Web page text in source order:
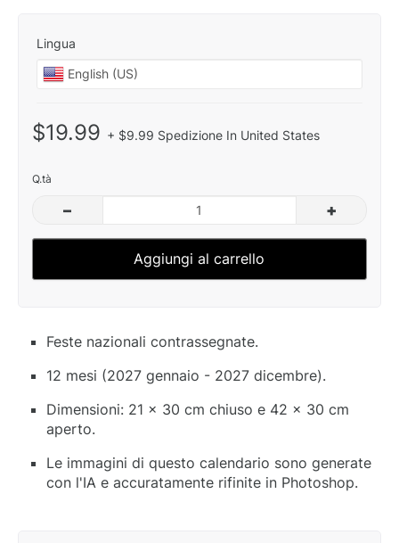
Lingua
$19.99 + $9.99 Spedizione In United States
Q.tà
– +
Aggiungi al carrello
Feste nazionali contrassegnate.
12 mesi (2027 gennaio - 2027 dicembre).
Dimensioni: 21 x 30 cm chiuso e 42 x 30 cm
aperto.
Le immagini di questo calendario sono generate
con l'IA e accuratamente rifinite in Photoshop.